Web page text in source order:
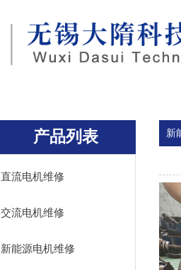
产品列表
直流电机维修
交流电机维修
新能源电机维修
新